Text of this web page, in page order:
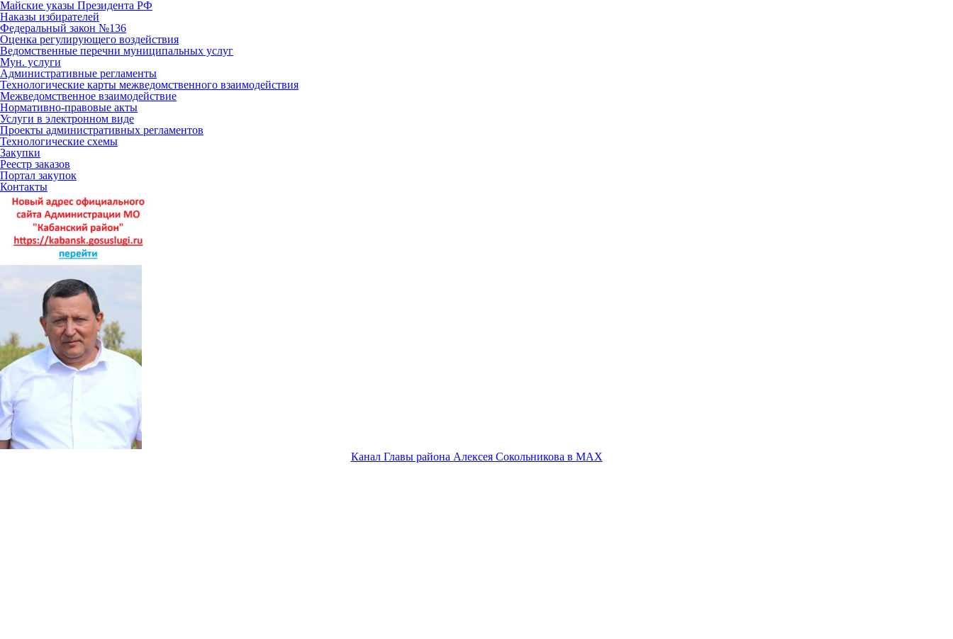
Майские указы Президента РФ
Наказы избирателей
Федеральный закон №136
Оценка регулирующего воздействия
Ведомственные перечни муниципальных услуг
Мун. услуги
Административные регламенты
Технологические карты межведомственного взаимодействия
Межведомственное взаимодействие
Нормативно-правовые акты
Услуги в электронном виде
Проекты административных регламентов
Технологические схемы
Закупки
Реестр заказов
Портал закупок
Контакты
Канал Главы района Алексея Сокольникова в MAX